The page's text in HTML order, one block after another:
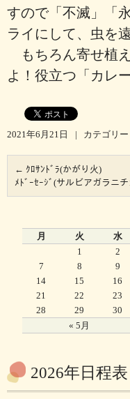
すので「不滅」「
ライにして、虫を
もちろん寄せ植
よ！役立つ「カレ
2021年6月21日 | カテゴリー
← ｸﾛｻﾝﾄﾞﾗ(かがり火)
ﾒﾄﾞｰｾｰｼﾞ(サルビアガラニ
月
火 水
« 5月
1 2
7
8 9
14
15 16
21
22 23
28
29 30
2026年日程表